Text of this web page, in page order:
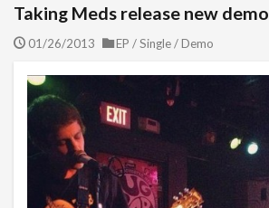
Taking Meds release new demo
01/26/2013 EP / Single / Demo